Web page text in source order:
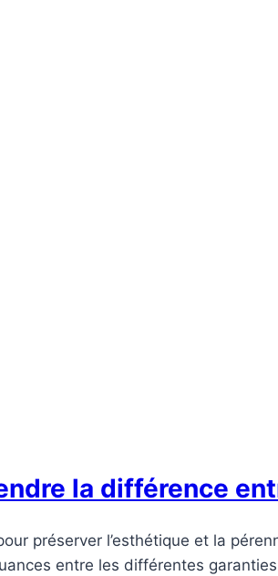
la différence
préserver l’esthétique et la
entre les différentes